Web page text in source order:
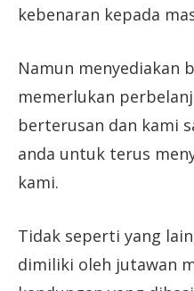
kebenaran kepada
Namun menyediakan
memerlukan
berterusan dan kami
anda untuk terus
kami.
Tidak seperti yang
dimiliki oleh jutawan